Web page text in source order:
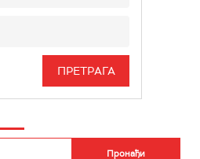
РТС 3
ИНФО